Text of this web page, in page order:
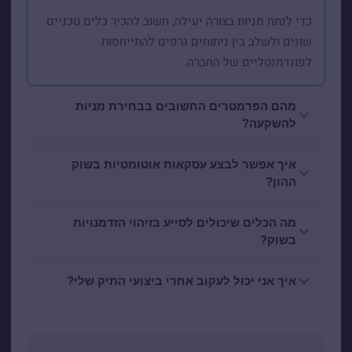
כדי לנתח מניות בצורה יעילה, חשוב להכיר כלים טכניים
שונים ולשלב בין ניתוחים גרפים להתייחסות
לפונדמנטליים של החברה.
מהם הפרמטרים החשובים בבחירת מניות
להשקעה?
איך אפשר לבצע עסקאות אוטומטיות בשוק
ההון?
מה הכלים שיכולים לסייע בזיהוי הזדמנויות
בשוק?
איך אני יכול לעקוב אחרי ביצועי התיק שלי?